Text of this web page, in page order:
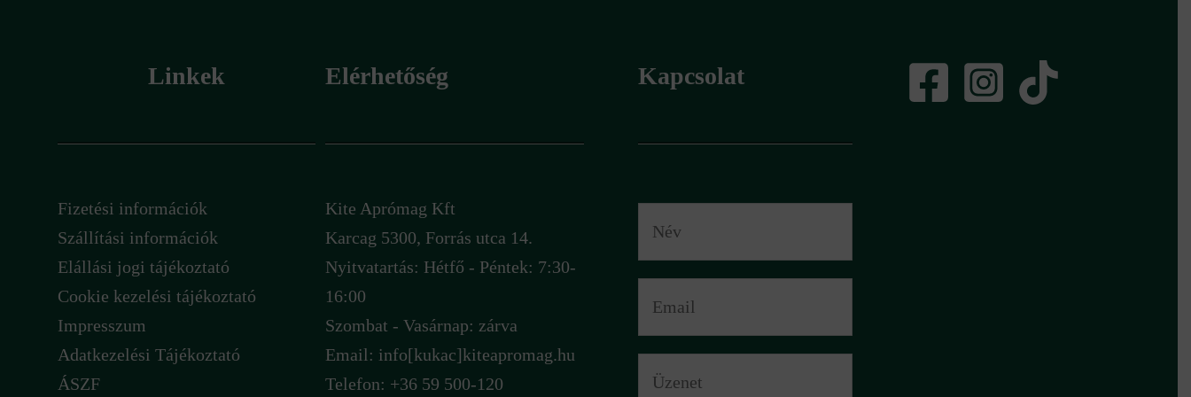
Linkek
Fizetési információk
Szállítási információk
Elállási jogi tájékoztató
Cookie kezelési tájékoztató
Impresszum
Adatkezelési Tájékoztató
ÁSZF
Elérhetőség
Kite Aprómag Kft
Karcag 5300, Forrás utca 14.
Nyitvatartás: Hétfő - Péntek: 7:30-
16:00
Szombat - Vasárnap: zárva
Email: info[kukac]kiteapromag.hu
Telefon: +36 59 500-120
Kapcsolat